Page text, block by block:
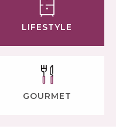
LIFESTYLE
GOURMET